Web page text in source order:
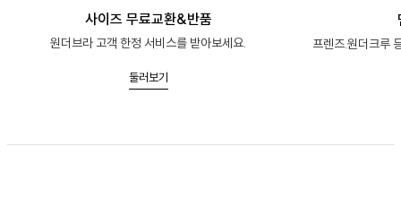
사이즈 무료교환&반품
원더브라 고객 한정 서비스를 받아보세요.
둘러보기
프렌즈.원더크루